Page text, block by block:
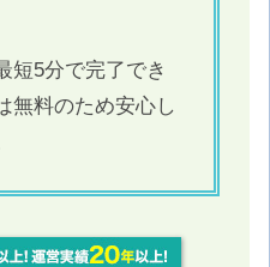
短5分で完了でき
無料のため安心し